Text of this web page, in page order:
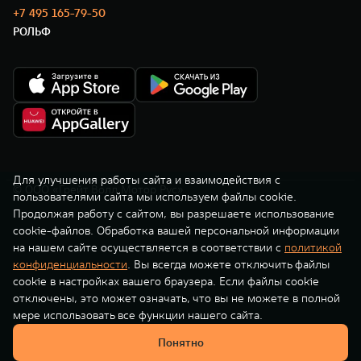
Веди за собой
от 6 499 000 ₽
Сила признания
от 10 199 000 ₽
WEY 07
Расширяя границы комфорта
от 6 149 000 ₽
WEY 05
Эстетика нового времени
от 5 699 000 ₽
TANK Финансы
Корпоративным клиентам
TANK ФИНАНСЫ
TANK Кредит
TANK Страхование
Сервис
Специальные предложения
Моторные масла
ЦИФРОВЫЕ СЕРВИСЫ TANK
Подписки
+7 495 165-79-50
РОЛЬФ
© ООО «Грейт Волл Мотор Рус»
Для улучшения работы сайта и взаимодействия с
пользователями сайта мы используем файлы cookie.
Продолжая работу с сайтом, вы разрешаете использование
cookie-файлов. Обработка вашей персональной информации
на нашем сайте осуществляется в соответствии с политикой
конфиденциальности. Вы всегда можете отключить файлы
cookie в настройках вашего браузера. Если файлы cookie
отключены, это может означать, что вы не можете в полной
мере использовать все функции нашего сайта.
Понятно